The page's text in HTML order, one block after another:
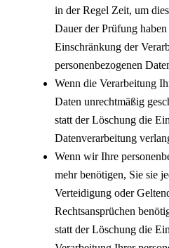
in der Regel Zeit, um
Dauer der Prüfung
Einschränkung der
personenbezogenen
Wenn die Verarbeitung
Daten unrechtmäßig
statt der Löschung die
Datenverarbeitung
Wenn wir Ihre
mehr benötigen, Sie sie
Verteidigung oder
Rechtsansprüchen
statt der Löschung die